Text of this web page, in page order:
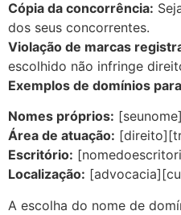
Cópia da concorrência:
dos seus concorrentes.
Violação de marcas
escolhido não infringe
Exemplos de domínios
Nomes próprios:
Área de atuação:
Escritório:
Localização:
A escolha do nome de